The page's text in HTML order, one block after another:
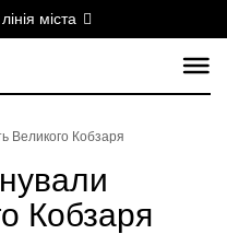
міста
Великого Кобзаря
Кобзаря